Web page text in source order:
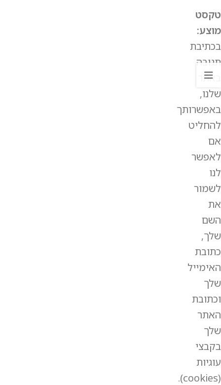
טקסט
מוצע:
בכתיבת
תגובה
באתר
שלנו,
באפשרותך
להחליט
אם
לאפשר
לנו
לשמור
את
השם
שלך,
כתובת
האימייל
שלך
וכתובת
האתר
שלך
בקבצי
עוגיות
(cookies).